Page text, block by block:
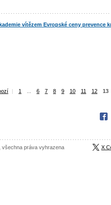
vítězem Evropské ceny prevence
| 1 6 7 8 9 10 11 12 13
všechna práva vyhrazena X